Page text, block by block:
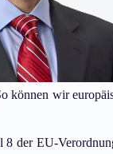
können wir
der EU-